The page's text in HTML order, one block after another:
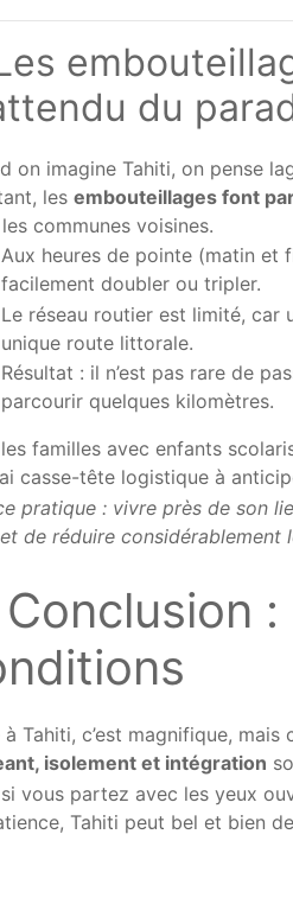
du
on imagine Tahiti, on pense
les embouteillages font
communes voisines.
Aux heures de pointe (matin et
facilement doubler ou tripler.
Le réseau routier est limité, car
unique route littorale.
Résultat : il n’est pas rare de
parcourir quelques kilomètres.
familles avec enfants
casse-tête logistique à
pratique : vivre près de son
de réduire considérablement
Conclusion
Tahiti, c’est magnifique, mais
isolement et intégration
vous partez avec les yeux
Tahiti peut bel et bien